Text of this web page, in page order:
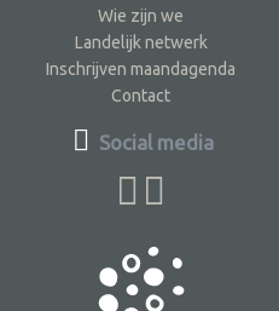
Wie zijn we
Landelijk netwerk
Inschrijven maandagenda
Contact
Social media